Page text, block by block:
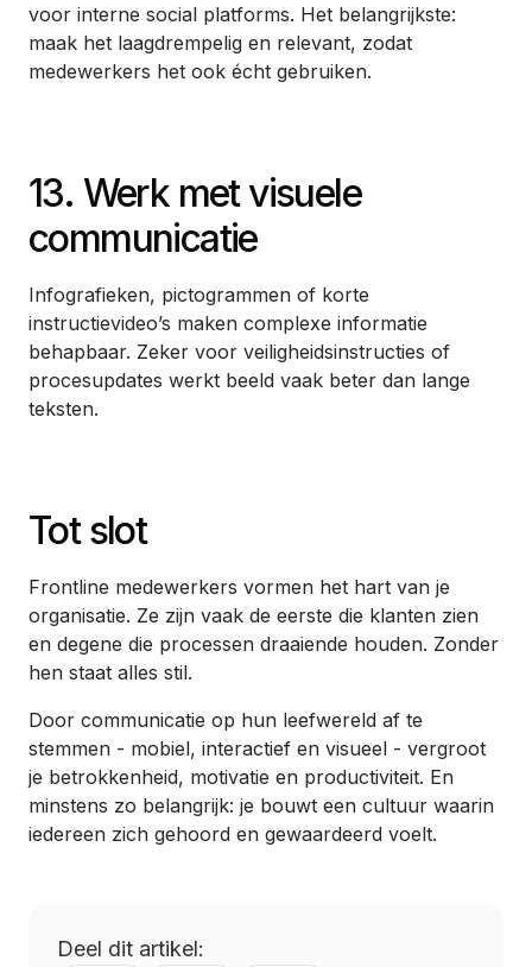
voor interne social platforms. Het belangrijkste:
maak het laagdrempelig en relevant, zodat
medewerkers het ook écht gebruiken.
13. Werk met visuele
communicatie
Infografieken, pictogrammen of korte
instructievideo’s maken complexe informatie
behapbaar. Zeker voor veiligheidsinstructies of
procesupdates werkt beeld vaak beter dan lange
teksten.
Tot slot
Frontline medewerkers vormen het hart van je
organisatie. Ze zijn vaak de eerste die klanten zien
en degene die processen draaiende houden. Zonder
hen staat alles stil.
Door communicatie op hun leefwereld af te
stemmen - mobiel, interactief en visueel - vergroot
je betrokkenheid, motivatie en productiviteit. En
minstens zo belangrijk: je bouwt een cultuur waarin
iedereen zich gehoord en gewaardeerd voelt.
Deel dit artikel: